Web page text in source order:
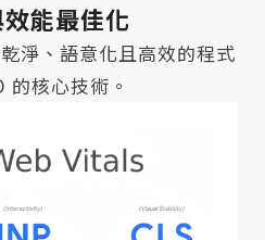
能最佳化
淨、語意化且高效的程式
的核心技術。